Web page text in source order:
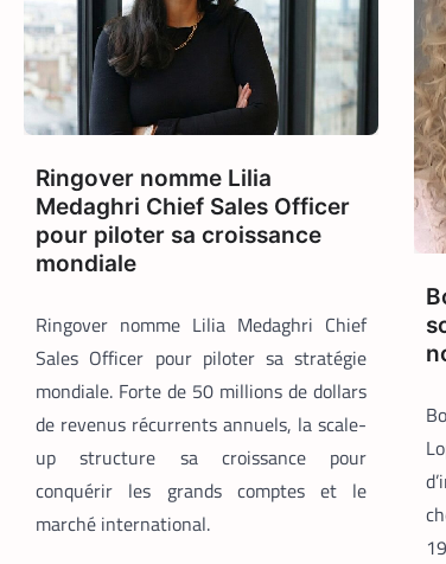
Ringover nomme Lilia
Medaghri Chief Sales Officer
pour piloter sa croissance
mondiale
Ringover nomme Lilia Medaghri Chief
Sales Officer pour piloter sa stratégie
mondiale. Forte de 50 millions de dollars
de revenus récurrents annuels, la scale-
up structure sa croissance pour
conquérir les grands comptes et le
marché international.